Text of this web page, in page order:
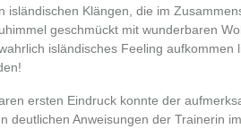
isländischen Klängen, die im
geschmückt mit wunderbaren
isländisches Feeling aufkommen
ersten Eindruck konnte der
deutlichen Anweisungen der Trainerin im